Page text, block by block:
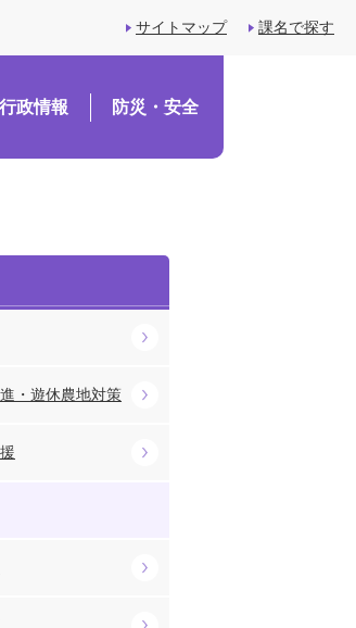
サイトマップ 課名で探す
行政情報 防災・安全
・遊休農地対策